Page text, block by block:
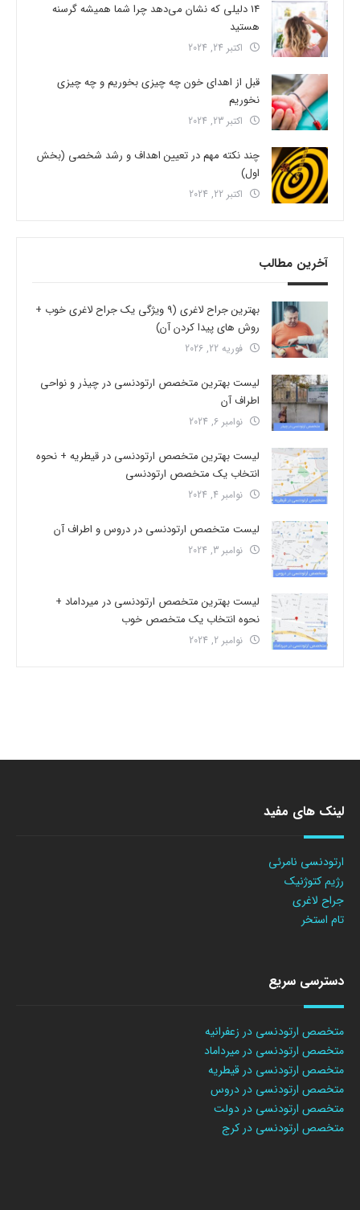
14 دلیلی که نشان می‌دهد چرا شما همیشه گرسنه
هستید
اکتبر 24, 2024
قبل از اهدای خون چه چیزی بخوریم و چه چیزی
نخوریم
اکتبر 23, 2024
چند نکته مهم در تعیین اهداف و رشد شخصی (بخش
اول)
اکتبر 22, 2024
آخرین مطالب
بهترین جراح لاغری (9 ویژگی یک جراح لاغری خوب +
روش های پیدا کردن آن)
فوریه 22, 2026
لیست بهترین متخصص ارتودنسی در چیذر و نواحی
اطراف آن
نوامبر 6, 2024
لیست بهترین متخصص ارتودنسی در قیطریه + نحوه
انتخاب یک متخصص ارتودنسی
نوامبر 4, 2024
لیست متخصص ارتودنسی در دروس و اطراف آن
نوامبر 3, 2024
لیست بهترین متخصص ارتودنسی در میرداماد +
نحوه انتخاب یک متخصص خوب
نوامبر 2, 2024
لینک های مفید
ارتودنسی نامرئی
رژیم کتوژنیک
جراح لاغری
تام استخر
دسترسی سریع
متخصص ارتودنسی در زعفرانیه
متخصص ارتودنسی در میرداماد
متخصص ارتودنسی در قیطریه
متخصص ارتودنسی در دروس
متخصص ارتودنسی در دولت
متخصص ارتودنسی در کرج